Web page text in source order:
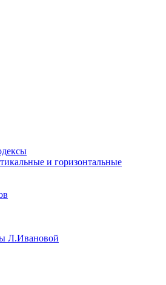
и горизонтальные
Л.Ивановой